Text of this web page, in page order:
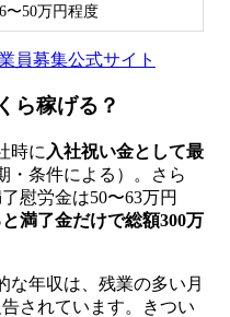
〜50万円程度
員募集公式サイト
ら稼げる？
時に 入社祝い金として最
・条件による）。さら
慰労金は50〜63万円
満了金だけで総額300万
な年収は、残業の多い月
されています。きつい